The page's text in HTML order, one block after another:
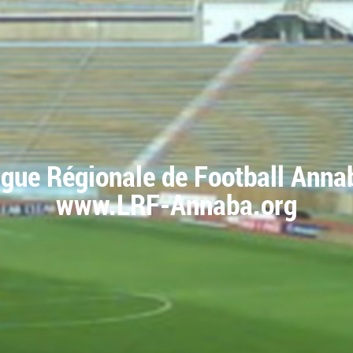
Régionale de Football
www.LRF-Annaba.org